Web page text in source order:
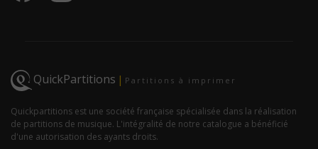
QuickPartitions | Partitions à imprimer
Quickpartitions est une société française spécialisée dans la réalisation
de partitions de musique. L'intégralité de notre catalogue a bénéficié
d'une autorisation des ayants droits.